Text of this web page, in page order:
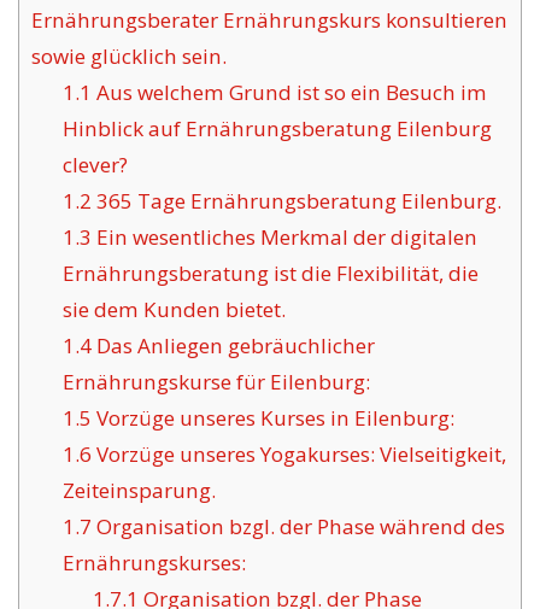
Ernährungsberater Ernährungskurs konsultieren
sowie glücklich sein.
1.1 Aus welchem Grund ist so ein Besuch im
Hinblick auf Ernährungsberatung Eilenburg
clever?
1.2 365 Tage Ernährungsberatung Eilenburg.
1.3 Ein wesentliches Merkmal der digitalen
Ernährungsberatung ist die Flexibilität, die
sie dem Kunden bietet.
1.4Das Anliegen gebräuchlicher
Ernährungskurse für Eilenburg:
1.5 Vorzüge unseres Kurses in Eilenburg:
1.6 Vorzüge unseres Yogakurses: Vielseitigkeit,
Zeiteinsparung.
1.7 Organisation bzgl. der Phase während des
Ernährungskurses:
1.7.1 Organisation bzgl. der Phase